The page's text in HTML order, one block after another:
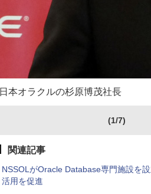
日本オラクルの杉原博茂社長
(1/7)
関連記事
NSSOLがOracle Database専門施設を
活用を促進